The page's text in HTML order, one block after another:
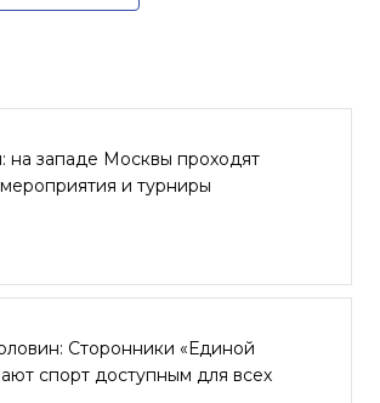
на западе Москвы проходят
и турниры
Сторонники «Единой
спорт доступным для всех